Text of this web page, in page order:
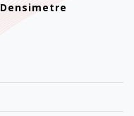
Densimetre